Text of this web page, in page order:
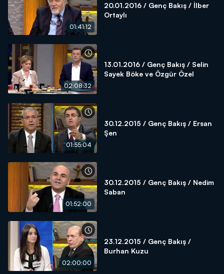
01:41:12
20.01.2016 / Genç Bakış / İlber
Ortaylı
02:08:32
13.01.2016 / Genç Bakış / Selin
Sayek Böke ve Özgür Özel
01:55:04
30.12.2015 / Genç Bakış / Ersan
Şen
01:52:00
30.12.2015 / Genç Bakış / Nedim
Saban
02:00:00
23.12.2015 / Genç Bakış /
Burhan Kuzu